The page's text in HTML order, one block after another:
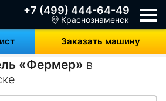
+7 (499) 444-64-49
Заказать машину
Краснознаменск
«Фермер» в